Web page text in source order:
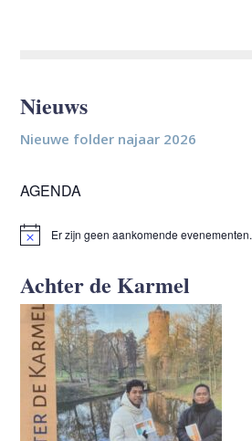
Nieuws
Nieuwe folder najaar 2026
AGENDA
BerichtEr zijn geen aankomende evenementen.
Achter de Karmel